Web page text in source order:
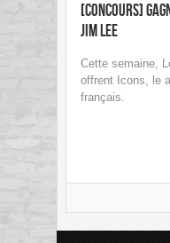
[Concours]
Jim Lee
Cette semaine,
offrent Icons, le
français.